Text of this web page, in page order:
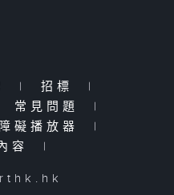
| 招標
|
常見問題
|
礙播放器
|
容
|